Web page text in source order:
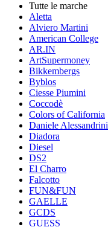
Tutte le marche
Aletta
Alviero Martini
American College
AR.IN
ArtSupermoney
Bikkembergs
Byblos
Ciesse Piumini
Coccodè
Colors of California
Daniele Alessandrini
Diadora
Diesel
DS2
El Charro
Falcotto
FUN&FUN
GAELLE
GCDS
GUESS